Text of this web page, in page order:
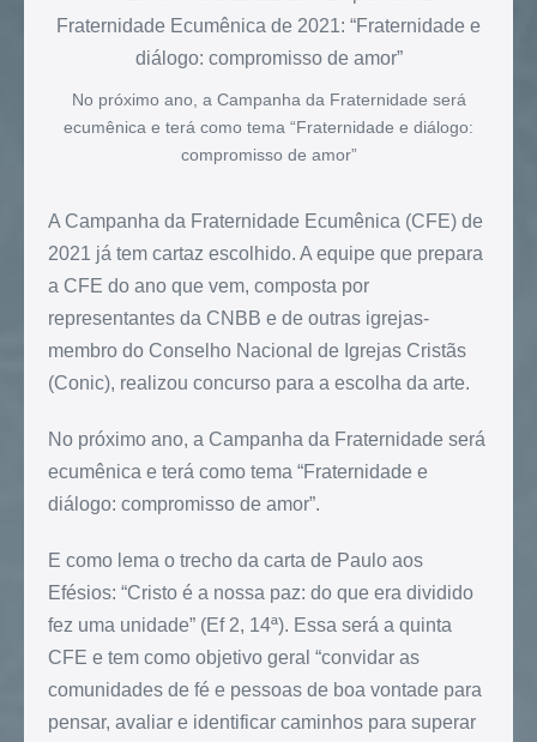
No próximo ano, a Campanha da Fraternidade será
ecumênica e terá como tema “Fraternidade e diálogo:
compromisso de amor”
A Campanha da Fraternidade Ecumênica (CFE) de
2021 já tem cartaz escolhido. A equipe que prepara
a CFE do ano que vem, composta por
representantes da CNBB e de outras igrejas-
membro do Conselho Nacional de Igrejas Cristãs
(Conic), realizou concurso para a escolha da arte.
No próximo ano, a Campanha da Fraternidade será
ecumênica e terá como tema “Fraternidade e
diálogo: compromisso de amor”.
E como lema o trecho da carta de Paulo aos
Efésios: “Cristo é a nossa paz: do que era dividido
fez uma unidade” (Ef 2, 14ª). Essa será a quinta
CFE e tem como objetivo geral “convidar as
comunidades de fé e pessoas de boa vontade para
pensar, avaliar e identificar caminhos para superar